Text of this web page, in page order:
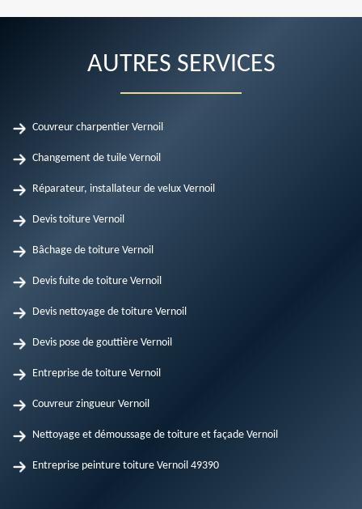
AUTRES SERVICES
Couvreur charpentier Vernoil
Changement de tuile Vernoil
Réparateur, installateur de velux Vernoil
Devis toiture Vernoil
Bâchage de toiture Vernoil
Devis fuite de toiture Vernoil
Devis nettoyage de toiture Vernoil
Devis pose de gouttière Vernoil
Entreprise de toiture Vernoil
Couvreur zingueur Vernoil
Nettoyage et démoussage de toiture et façade Vernoil
Entreprise peinture toiture Vernoil 49390